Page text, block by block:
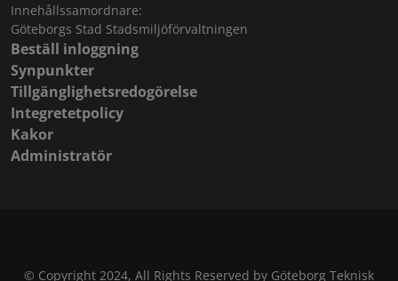
Innehållssamordnare:
Göteborgs Stad Stadsmiljöförvaltningen
Beställ inloggning
Synpunkter
Tillgänglighetsredogörelse
Integretetpolicy
Kakor
Administratör
© Copyright 2024, All Rights Reserved by Göteborg Teknisk